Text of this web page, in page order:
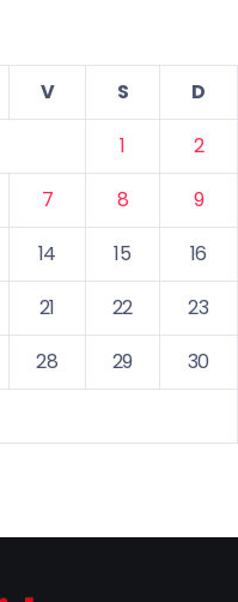
V S
D
1
2
7 8
9
14 15
16
21 22
23
28 29
30